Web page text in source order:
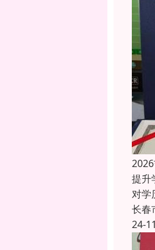
提升
对学
长春
24-